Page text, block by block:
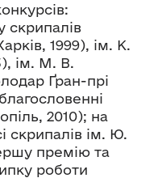
скрипалів
1999), ім. К.
ім. М. В.
Ґран-прі
2010); на
скрипалів ім. Ю.
премію та
роботи